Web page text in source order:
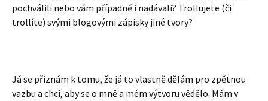
pochválili nebo vám případně i nadávali? Trollujete (či
trollíte) svými blogovými zápisky jiné tvory?
Já se přiznám k tomu, že já to vlastně dělám pro zpětnou
vazbu a chci, aby se o mně a mém výtvoru vědělo. Mám v